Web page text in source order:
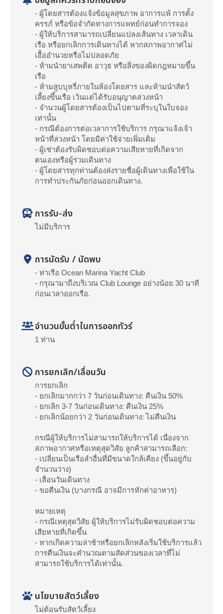
- ผู้โดยสารต้องแจ้งข้อมูลสุขภาพ อาการแพ้ การตั้ง
ครรภ์ หรือข้อจำกัดทางการแพทย์ก่อนทำการจอง
- ผู้ให้บริการสามารถเปลี่ยนแปลงเส้นทาง เวลาเดิน
เรือ หรือยกเลิกการเดินทางได้ หากสภาพอากาศไม่
เอื้ออำนวยหรือไม่ปลอดภัย
- ห้ามนำยาเสพติด อาวุธ หรือสิ่งของผิดกฎหมายขึ้น
เรือ
- ห้ามสูบบุหรี่ภายในห้องโดยสาร และห้ามนำสัตว์
เลี้ยงขึ้นเรือ เว้นแต่ได้รับอนุญาตล่วงหน้า
- จำนวนผู้โดยสารต้องเป็นไปตามที่ระบุในใบจอง
เท่านั้น
- กรณีต้องการต่อเวลาการใช้บริการ กรุณาแจ้งเจ้า
หน้าที่ล่วงหน้า โดยมีค่าใช้จ่ายเพิ่มเติม
- ผู้เช่าต้องรับผิดชอบต่อความเสียหายที่เกิดจาก
ตนเองหรือผู้ร่วมเดินทาง
- ผู้โดยสารทุกท่านต้องส่งรายชื่อผู้เดินทางเพื่อใช้ใน
การทำประกันภัยก่อนออกเดินทาง.
การรับ-ส่ง
ไม่มีบริการ
การนัดรับ / นัดพบ
- ท่าเรือ Ocean Marina Yacht Club
- กรุณามาถึงบริเวณ Club Lounge อย่างน้อย 30 นาที
ก่อนเวลาออกเรือ.
จำนวนขั้นต่ำในการออกทัวร์
1 ท่าน
การยกเลิก/เลื่อนวัน
การยกเลิก
- ยกเลิกมากกว่า 7 วันก่อนเดินทาง: คืนเงิน 50%
- ยกเลิก 3-7 วันก่อนเดินทาง: คืนเงิน 25%
- ยกเลิกน้อยกว่า 2 วันก่อนเดินทาง: ไม่คืนเงิน
กรณีผู้ให้บริการไม่สามารถให้บริการได้ เนื่องจาก
สภาพอากาศหรือเหตุสุดวิสัย ลูกค้าสามารถเลือก:
- เปลี่ยนเป็นเรือลำอื่นที่มีขนาดใกล้เคียง (ขึ้นอยู่กับ
จำนวนว่าง)
- เลื่อนวันเดินทาง
- ขอคืนเงิน (บางกรณี อาจมีการหักค่าอาหาร)
หมายเหตุ
- กรณีเหตุสุดวิสัย ผู้ให้บริการไม่รับผิดชอบต่อความ
เสียหายที่เกิดขึ้น
- หากเกิดความล่าช้าหรือยกเลิกหลังเริ่มใช้บริการแล้ว
การคืนเงินจะคำนวณตามสัดส่วนของเวลาที่ไม่
สามารถใช้บริการได้เท่านั้น.
นโยบายสัตว์เลี้ยง
ไม่ต้อนรับสัตว์เลี้ยง